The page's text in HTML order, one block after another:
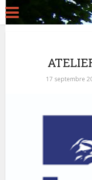
17 septembre